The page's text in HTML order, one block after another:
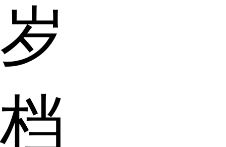
岁
档